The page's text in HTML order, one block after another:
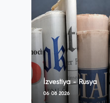
İzvestiya - Rusya
06 08 2026